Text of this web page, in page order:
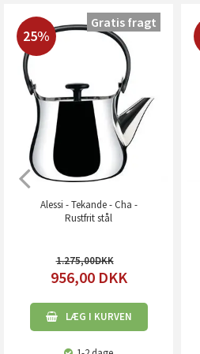
25%
Alessi - Tekande - Cha -
Rustfrit stål
1.275,00
956,00 DKK
LÆG I KURVEN
Gratis fragt